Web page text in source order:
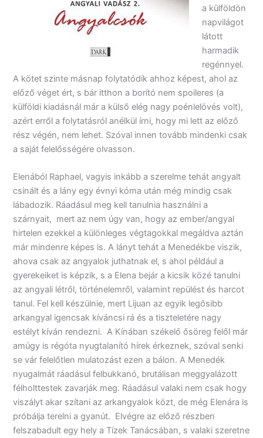
a külföldön
napvilágot
látott
harmadik
regénnyel.
A kötet szinte másnap folytatódik ahhoz képest, ahol az
előző véget ért, s bár itthon a borító nem spoileres (a
külföldi kiadásnál már a külső elég nagy poénlelövés volt),
azért erről a folytatásról anélkül írni, hogy mi lett az előző
rész végén, nem lehet. Szóval innen tovább mindenki csak
a saját felelősségére olvasson.
Elenából Raphael, vagyis inkább a szerelme tehát angyalt
csinált és a lány egy évnyi kóma után még mindig csak
lábadozik. Ráadásul meg kell tanulnia használni a
szárnyait, mert az nem úgy van, hogy az ember/angyal
hirtelen ezekkel a különleges végtagokkal megáldva aztán
már mindenre képes is. A lányt tehát a Menedékbe viszik,
ahova csak az angyalok juthatnak el, s ahol például a
gyerekeiket is képzik, s a Elena bejár a kicsik közé tanulni
az angyali létről, történelemről, valamint repülést és harcot
tanul. Fel kell készülnie, mert Lijuan az egyik legősibb
arkangyal igencsak kíváncsi rá és a tiszteletére nagy
estélyt kíván rendezni. A Kínában székelő ősöreg felől már
amúgy is régóta nyugtalanító hírek érkeznek, szóval senki
se vár felelőtlen mulatozást ezen a bálon. A Menedék
nyugalmát ráadásul felbukkanó, brutálisan meggyalázott
félholttestek zavarják meg. Ráadásul valaki nem csak hogy
viszályt akar szítani az arkangyalok közt, de még Elenára is
próbálja terelni a gyanút. Elvégre az előző részben
felszabadult egy hely a Tízek Tanácsában, s valaki szeretne